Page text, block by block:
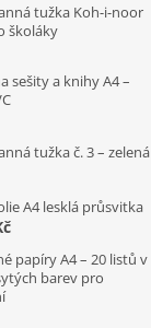
tužka Koh-i-noor
školáky
sešity a knihy A4 –
tužka č. 3 – zelená
A4 lesklá průsvitka
papíry A4 – 20 listů v
barev pro